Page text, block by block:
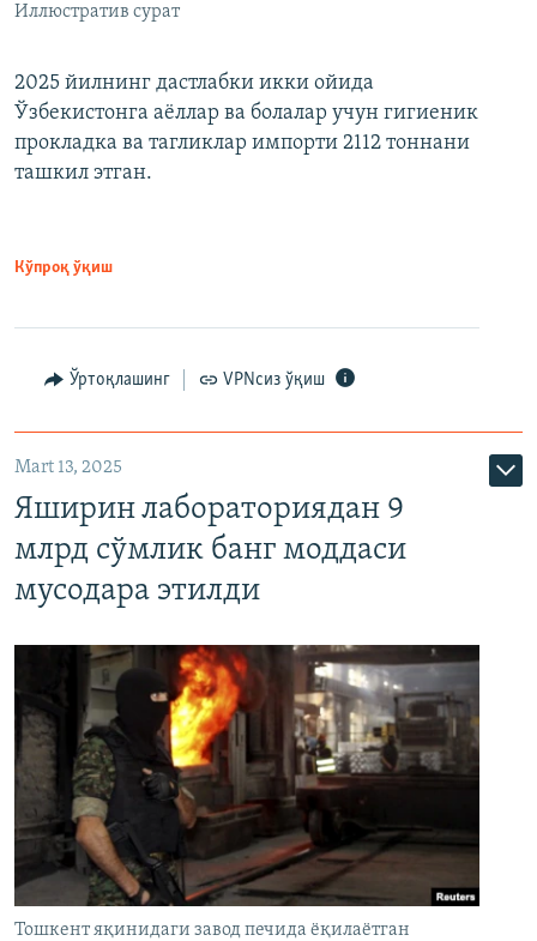
Иллюстратив сурат
2025 йилнинг дастлабки икки ойида
Ўзбекистонга аёллар ва болалар учун гигиеник
прокладка ва тагликлар импорти 2112 тоннани
ташкил этган.
Кўпроқ ўқиш
Ўртоқлашинг VPNсиз ўқиш
Mart 13, 2025
Яширин лабораториядан 9
млрд сўмлик банг моддаси
мусодара этилди
Тошкент яқинидаги завод печида ёқилаётган